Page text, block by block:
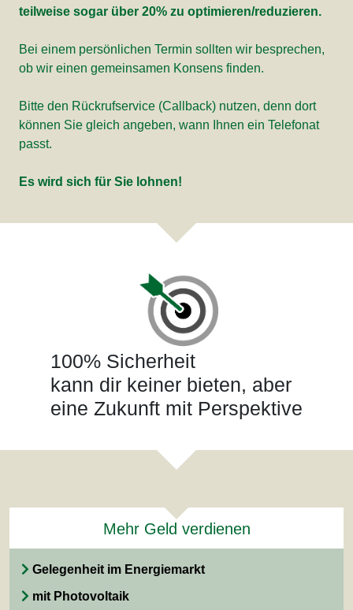
teilweise sogar über 20% zu optimieren/reduzieren.
Bei einem persönlichen Termin sollten wir besprechen,
ob wir einen gemeinsamen Konsens finden.
Bitte den Rückrufservice (Callback) nutzen, denn dort
können Sie gleich angeben, wann Ihnen ein Telefonat
passt.
Es wird sich für Sie lohnen!
100% Sicherheit
kann dir keiner bieten, aber
eine Zukunft mit Perspektive
Mehr Geld verdienen
Gelegenheit im Energiemarkt
mit Photovoltaik